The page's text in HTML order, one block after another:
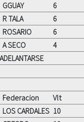
GGUAY 6
R TALA 6
ROSARIO 6
A SECO 4
Federacion Vlt
LOS CARDALES 10